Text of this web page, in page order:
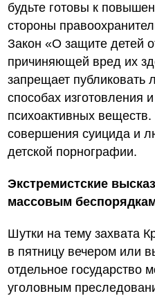
будьте готовы к
стороны
Закон «О защите детей
причиняющей вред их
запрещает
способах изготовления
психоактивных
совершения суицида и
детской порнографии.
Экстремистские
массовым
Шутки на тему захвата
в пятницу вечером или
отдельное государство
уголовным